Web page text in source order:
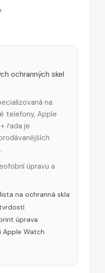
ochranných skel
na
telefony, Apple
řada je
úpravu a
na ochranná skla
úprava
Apple Watch